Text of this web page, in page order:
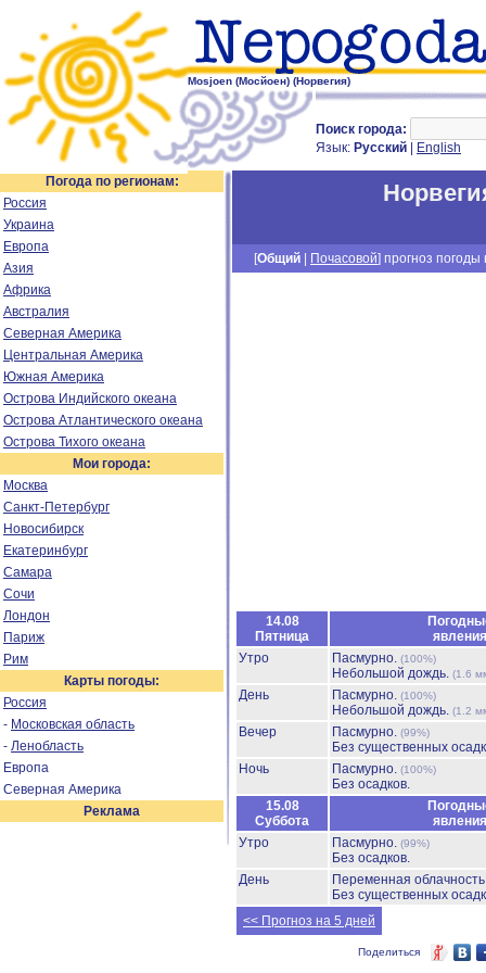
Mosjoen (Мосйоен) (Норвегия)
Поиск города:
Язык: Русский English
Погода по регионам:
Россия
Украина
Европа
Азия
Африка
Австралия
Северная Америка
Центральная Америка
Южная Америка
Острова Индийского океана
Острова Атлантического океана
Острова Тихого океана
Мои города:
Москва
Санкт-Петербург
Новосибирск
Екатеринбург
Самара
Сочи
Лондон
Париж
Рим
Карты погоды:
Россия
- Московская область
- Ленобласть
Европа
Северная Америка
Реклама
[Общий Почасовой] прогноз погоды
14.08
Пятница
явления
Утро
Пасмурно. (100%)
Небольшой дождь. (1.6
День Пасмурно. (100%)
Небольшой дождь. (1.2
Вечер Пасмурно. (99%)
Без существенных
Ночь
Пасмурно. (100%)
Без осадков.
15.08
Суббота
явления
Утро
Пасмурно. (99%)
Без осадков.
День
Переменная
Без существенных
<< Прогноз на 5 дней
Поделиться